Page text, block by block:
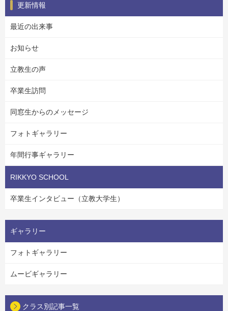
更新情報
最近の出来事
お知らせ
立教生の声
卒業生訪問
同窓生からのメッセージ
フォトギャラリー
年間行事ギャラリー
RIKKYO SCHOOL
卒業生インタビュー（立教大学生）
ギャラリー
フォトギャラリー
ムービギャラリー
クラス別記事一覧